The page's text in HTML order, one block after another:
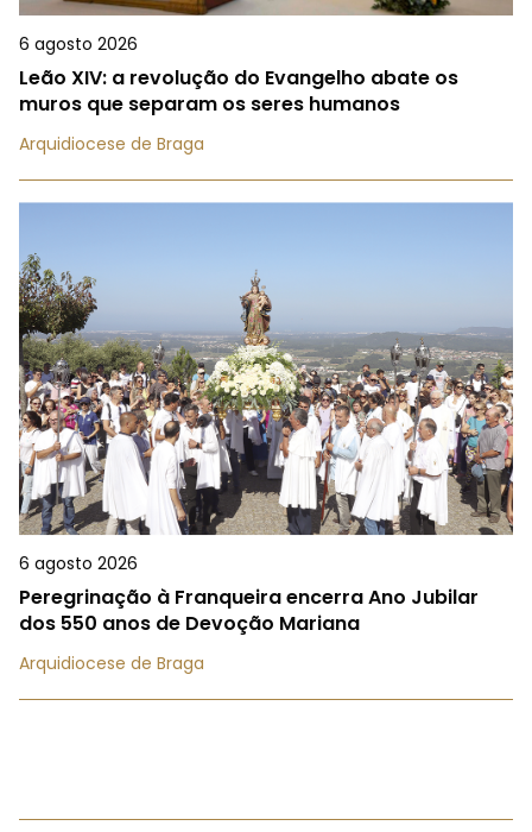
6 agosto 2026
Leão XIV: a revolução do Evangelho abate os
muros que separam os seres humanos
Arquidiocese de Braga
6 agosto 2026
Peregrinação à Franqueira encerra Ano Jubilar
dos 550 anos de Devoção Mariana
Arquidiocese de Braga